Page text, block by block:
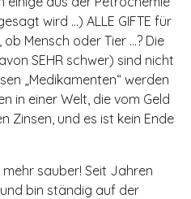
wird …) ALLE GIFTE für
Mensch oder Tier …? Die
SEHR schwer) sind nicht
„Medikamenten“ werden
in einer Welt, die vom Geld
Zinsen, und es ist kein Ende
sauber! Seit Jahren
bin ständig auf der